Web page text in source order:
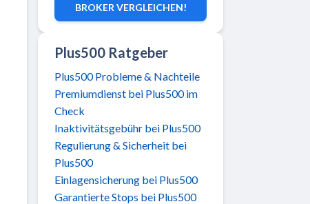
BROKER VERGLEICHEN!
Plus500 Ratgeber
Plus500 Probleme & Nachteile
Premiumdienst bei Plus500 im
Check
Inaktivitätsgebühr bei Plus500
Regulierung & Sicherheit bei
Plus500
Einlagensicherung bei Plus500
Garantierte Stops bei Plus500